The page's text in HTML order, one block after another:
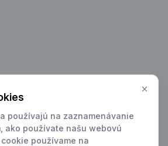
používajú na zaznamenávanie
ako používate našu webovú
používame na